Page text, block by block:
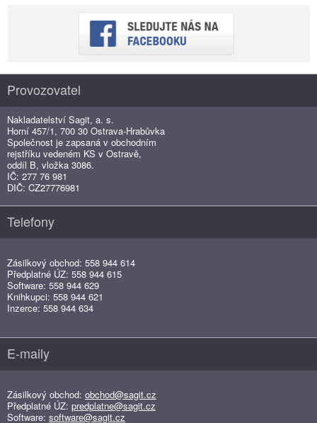
Provozovatel
Nakladatelství Sagit, a. s.
Horní 457/1, 700 30 Ostrava-Hrabůvka
Společnost je zapsaná v obchodním
rejstříku vedeném KS v Ostravě,
oddíl B, vložka 3086.
IČ: 277 76 981
DIČ: CZ27776981
Telefony
Zásilkový obchod: 558 944 614
Předplatné ÚZ: 558 944 615
Software: 558 944 629
Knihkupci: 558 944 621
Inzerce: 558 944 634
E-maily
Zásilkový obchod: obchod@sagit.cz
Předplatné ÚZ: predplatne@sagit.cz
Software: software@sagit.cz